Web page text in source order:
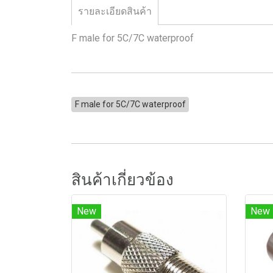
รายละเอียดสินค้า
F male for 5C/7C waterproof
F male for 5C/7C waterproof
สินค้าเกี่ยวข้อง
New New